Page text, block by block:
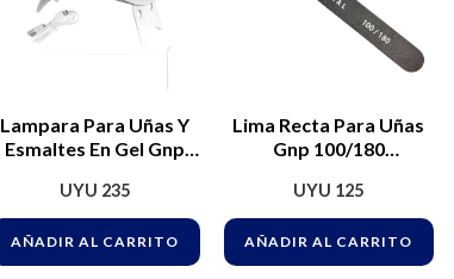
Lampara Para Uñas Y
Esmaltes En Gel Gnp
UYU 235
AÑADIR AL CARRITO
Lima Recta Para Uñas
Gnp 100/180
UYU 125
AÑADIR AL CARRITO